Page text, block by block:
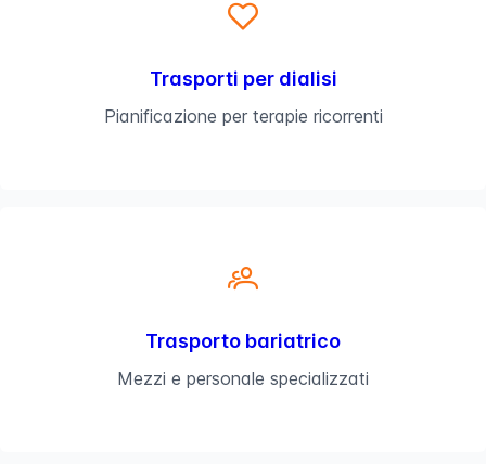
Trasporti per dialisi
Pianificazione per terapie ricorrenti
Trasporto bariatrico
Mezzi e personale specializzati